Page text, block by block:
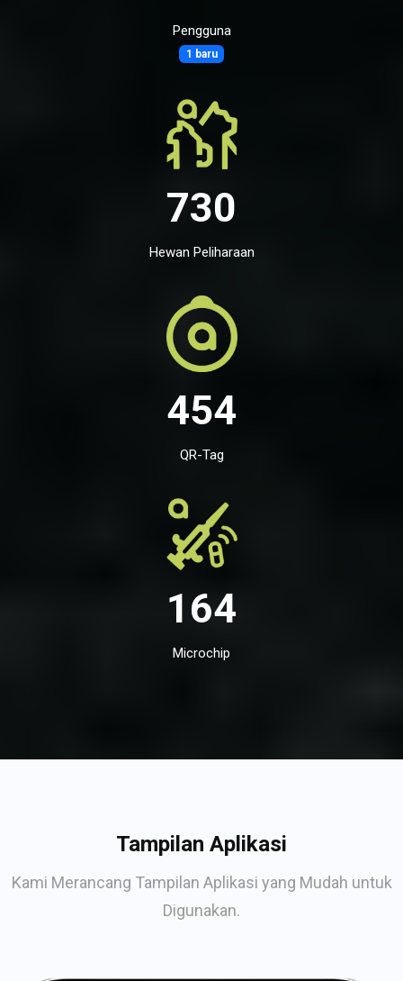
Pengguna
1 baru
730
Hewan Peliharaan
454
QR-Tag
164
Microchip
Tampilan Aplikasi
Kami Merancang Tampilan Aplikasi yang Mudah untuk
Digunakan.